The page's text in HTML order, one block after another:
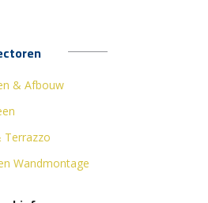
& Afbouw
Terrazzo
Wandmontage